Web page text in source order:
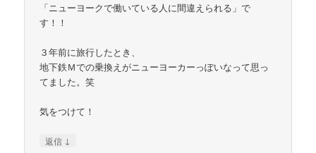
「ニューヨークで働いている人に間違えられる」で
す！！
３年前に旅行したとき、
地下鉄Ｍでの乗換えがニューヨーカーっぽいなって思っ
てました。笑
気をつけて！
返信 ↓